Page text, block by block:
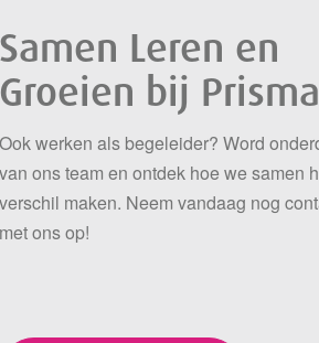
Samen Leren en
Groeien bij Prisma
Ook werken als begeleider? Word
van ons team en ontdek hoe we samen
verschil maken. Neem vandaag nog
met ons op!